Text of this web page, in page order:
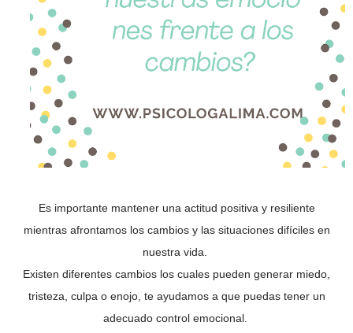
Es importante mantener una actitud positiva y resiliente
mientras afrontamos los cambios y las situaciones difíciles en
nuestra vida.
Existen diferentes cambios los cuales pueden generar miedo,
tristeza, culpa o enojo, te ayudamos a que puedas tener un
adecuado control emocional.